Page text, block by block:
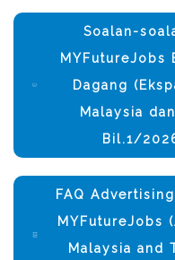
Soalan-
MYFutureJobs
Dagang
Malaysia
Bil.1/
FAQ
MYFutureJobs
Malaysia and